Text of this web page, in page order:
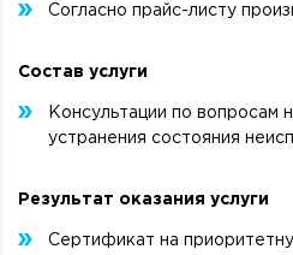
Согласно прайс-листу
Состав услуги
Консультации по вопросам
устранения состояния
Результат оказания услуги
Сертификат на